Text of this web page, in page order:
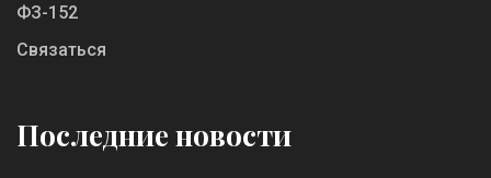
ФЗ-152
Связаться
Последние новости